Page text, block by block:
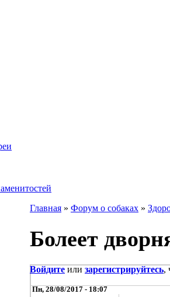
Главная » Форум о собаках »
Болеет
Войдите или зарегистрируйтесь,
Пн, 28/08/2017 - 18:07